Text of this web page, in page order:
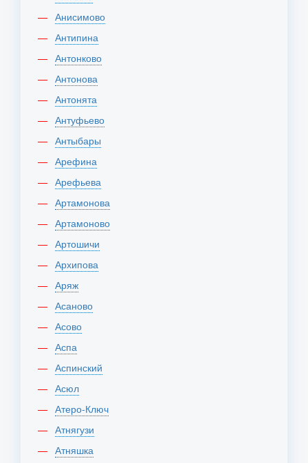
Анисимово
Антипина
Антонково
Антонова
Антонята
Антуфьево
Антыбары
Арефина
Арефьева
Артамонова
Артамоново
Артошичи
Архипова
Аряж
Асаново
Асово
Аспа
Аспинский
Асюл
Атеро-Ключ
Атнягузи
Атняшка